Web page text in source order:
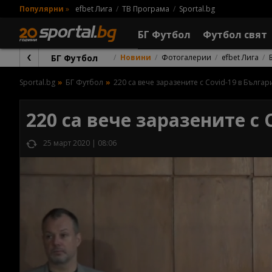
Популярни » efbet Лига ТВ Програма Sportal.bg
БГ Футбол Футбол свят
БГ Футбол Новини Фотогалерии efbet Лига
Sportal.bg БГ Футбол 220 са вече заразените с Covid-19 в
220 са вече заразените
25 март 2020 | 08:06